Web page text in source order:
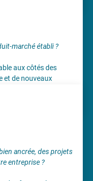
marché établi ?
aux côtés des
et de nouveaux
ancrée, des projets
entreprise ?